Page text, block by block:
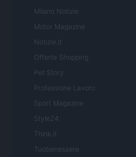
Milano Notizie
Motor Magazine
Notizie.it
Offerte Shopping
Pet Story
Professione Lavoro
Sport Magazine
Style24
Think.it
Tuobenessere